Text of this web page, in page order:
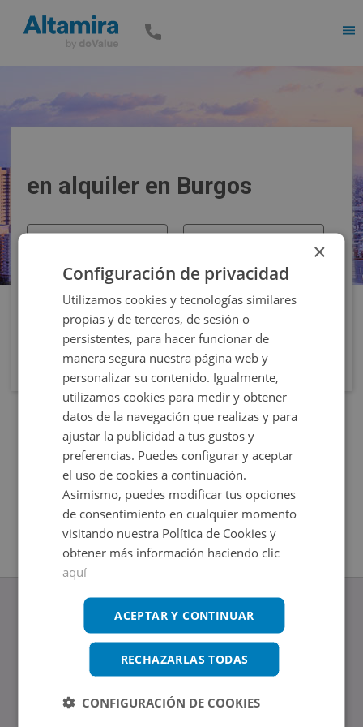
en alquiler en Burgos
www.altamirainmuebles.com
Edificio Skylight
Tel.: 914 842 874
×
Configuración de privacidad
Utilizamos cookies y tecnologías similares
propias y de terceros, de sesión o
persistentes, para hacer funcionar de
manera segura nuestra página web y
personalizar su contenido. Igualmente,
utilizamos cookies para medir y obtener
datos de la navegación que realizas y para
ajustar la publicidad a tus gustos y
preferencias. Puedes configurar y aceptar
el uso de cookies a continuación.
Asimismo, puedes modificar tus opciones
de consentimiento en cualquier momento
visitando nuestra Política de Cookies y
obtener más información haciendo clic
aquí
ACEPTAR Y CONTINUAR
RECHAZARLAS TODAS
CONFIGURACIÓN DE COOKIES